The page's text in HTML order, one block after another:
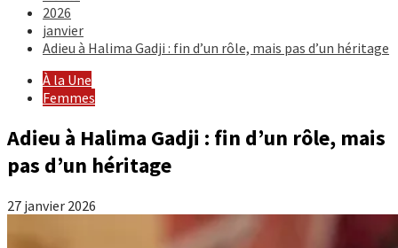
2026
janvier
Adieu à Halima Gadji : fin d’un rôle, mais pas d’un héritage
À la Une
Femmes
Adieu à Halima Gadji : fin d’un rôle, mais
pas d’un héritage
27 janvier 2026